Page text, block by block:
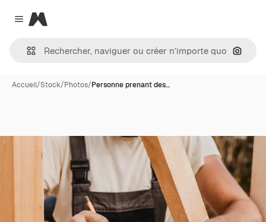
Close menu
Magnific
Accueil/Stock/Photos/Personne prenant des…